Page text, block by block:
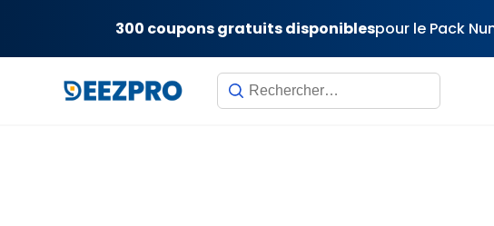
300 coupons gratuits disponiblespour le Pack